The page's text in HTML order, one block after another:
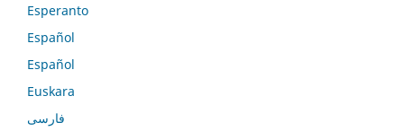
Esperanto
Español
Español
Euskara
فارسی